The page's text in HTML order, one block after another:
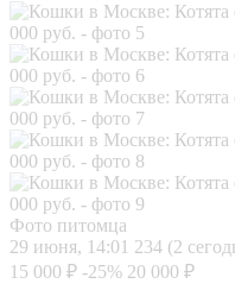
Фото питомца
29 июня, 14:01 234 (2
15 000 ₽ -25% 20 000 ₽